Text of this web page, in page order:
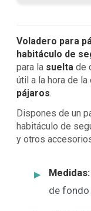
Voladero para
habitáculo de
para la suelta de
útil a la hora de
pájaros.
Dispones de un
habitáculo de
y otros
Medidas:
de fondo